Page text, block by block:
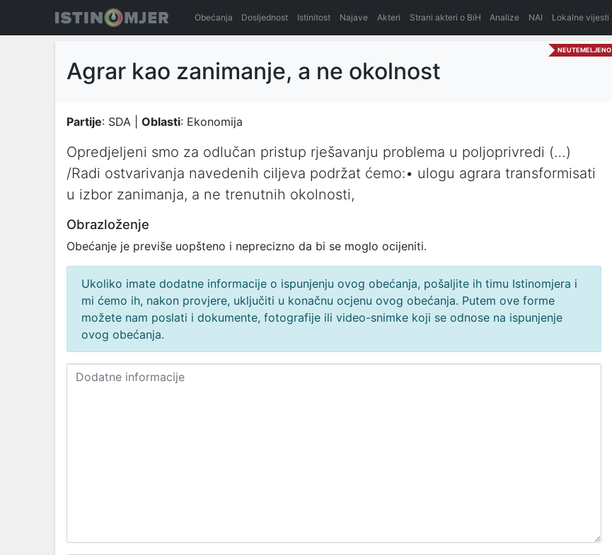
Obećanja Dosljednost Istinitost Najave Akteri Strani akteri o BiH Analize NAI Lokalne vijesti
NEUTEMELJENO
Agrar kao zanimanje, a ne okolnost
Partije: SDA | Oblasti: Ekonomija
Opredjeljeni smo za odlučan pristup rješavanju problema u poljoprivredi (…)
/Radi ostvarivanja navedenih ciljeva podržat ćemo:• ulogu agrara transformisati
u izbor zanimanja, a ne trenutnih okolnosti,
Obrazloženje
Obećanje je previše uopšteno i neprecizno da bi se moglo ocijeniti.
Ukoliko imate dodatne informacije o ispunjenju ovog obećanja, pošaljite ih timu Istinomjera i
mi ćemo ih, nakon provjere, uključiti u konačnu ocjenu ovog obećanja. Putem ove forme
možete nam poslati i dokumente, fotografije ili video-snimke koji se odnose na ispunjenje
ovog obećanja.